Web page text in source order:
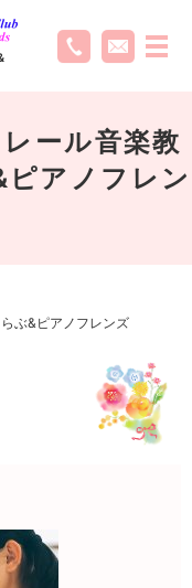
ール音楽教
アノフレン
ぶ&ピアノフレンズ